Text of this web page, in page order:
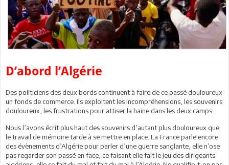
D’abord l’Algérie
Des politiciens des deux bords continuent à faire de ce passé douloureux
un fonds de commerce. Ils exploitent les incompréhensions, les souvenirs
douloureux, les frustrations pour attiser la haine dans les deux camps.
Nous l’avons écrit plus haut des souvenirs d’autant plus douloureux que
le travail de mémoire tarde à se mettre en place. La France parle encore
des évènements d’Algérie pour parler d’une guerre sanglante, elle n’ose
pas regarder son passé en face, ce faisant elle fait le jeu des dirigeants